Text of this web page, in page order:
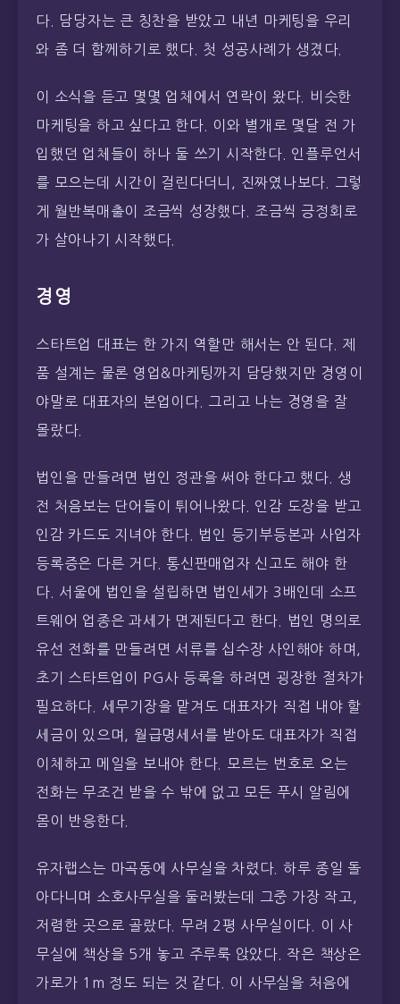
다. 담당자는 큰 칭찬을 받았고 내년 마케팅을 우리
와 좀 더 함께하기로 했다. 첫 성공사례가 생겼다.
이 소식을 듣고 몇몇 업체에서 연락이 왔다. 비슷한
마케팅을 하고 싶다고 한다. 이와 별개로 몇달 전 가
입했던 업체들이 하나 둘 쓰기 시작한다. 인플루언서
를 모으는데 시간이 걸린다더니, 진짜였나보다. 그렇
게 월반복매출이 조금씩 성장했다. 조금씩 긍정회로
가 살아나기 시작했다.
경영
스타트업 대표는 한 가지 역할만 해서는 안 된다. 제
품 설계는 물론 영업&마케팅까지 담당했지만 경영이
야말로 대표자의 본업이다. 그리고 나는 경영을 잘
몰랐다.
법인을 만들려면 법인 정관을 써야 한다고 했다. 생
전 처음보는 단어들이 튀어나왔다. 인감 도장을 받고
인감 카드도 지녀야 한다. 법인 등기부등본과 사업자
등록증은 다른 거다. 통신판매업자 신고도 해야 한
다. 서울에 법인을 설립하면 법인세가 3배인데 소프
트웨어 업종은 과세가 면제된다고 한다. 법인 명의로
유선 전화를 만들려면 서류를 십수장 사인해야 하며,
초기 스타트업이 PG사 등록을 하려면 굉장한 절차가
필요하다. 세무기장을 맡겨도 대표자가 직접 내야 할
세금이 있으며, 월급명세서를 받아도 대표자가 직접
이체하고 메일을 보내야 한다. 모르는 번호로 오는
전화는 무조건 받을 수 밖에 없고 모든 푸시 알림에
몸이 반응한다.
유자랩스는 마곡동에 사무실을 차렸다. 하루 종일 돌
아다니며 소호사무실을 둘러봤는데 그중 가장 작고,
저렴한 곳으로 골랐다. 무려 2평 사무실이다. 이 사
무실에 책상을 5개 놓고 주루룩 앉았다. 작은 책상은
가로가 1m 정도 되는 것 같다. 이 사무실을 처음에